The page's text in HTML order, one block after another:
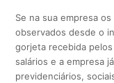
Se na sua empresa
observados desde o
gorjeta recebida
salários e a empresa
previdenciários,